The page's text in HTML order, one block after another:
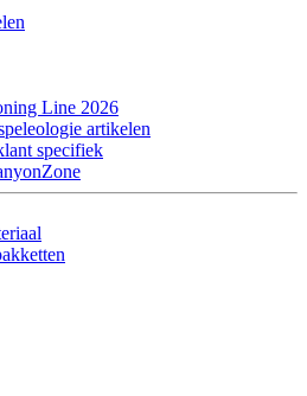
Line 2026
artikelen
specifiek